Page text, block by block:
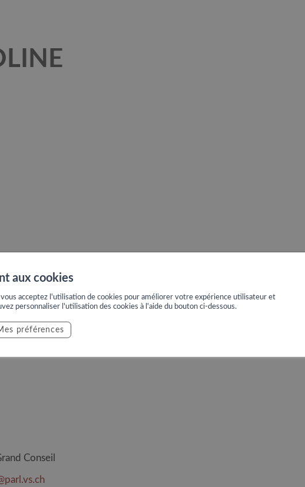
Conseil
aux cookies
acceptez l'utilisation de cookies pour améliorer votre expérience utilisateur et
personnaliser l'utilisation des cookies à l'aide du bouton ci-dessous.
préférences